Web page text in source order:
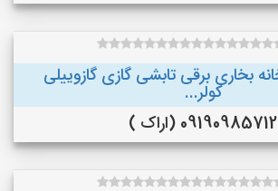
بخاری برقی تابشی گازی گازوییلی
کولر...
09190985712 (اراک )